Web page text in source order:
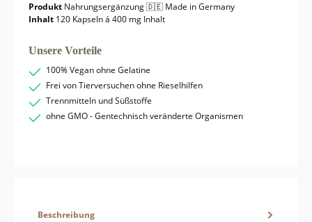
Produkt Nahrungsergänzung 🇩🇪 Made in Germany
Inhalt 120 Kapseln á 400 mg Inhalt
Unsere Vorteile
100% Vegan ohne Gelatine
Frei von Tierversuchen ohne Rieselhilfen
Trennmitteln und Süßstoffe
ohne GMO - Gentechnisch veränderte Organismen
Beschreibung